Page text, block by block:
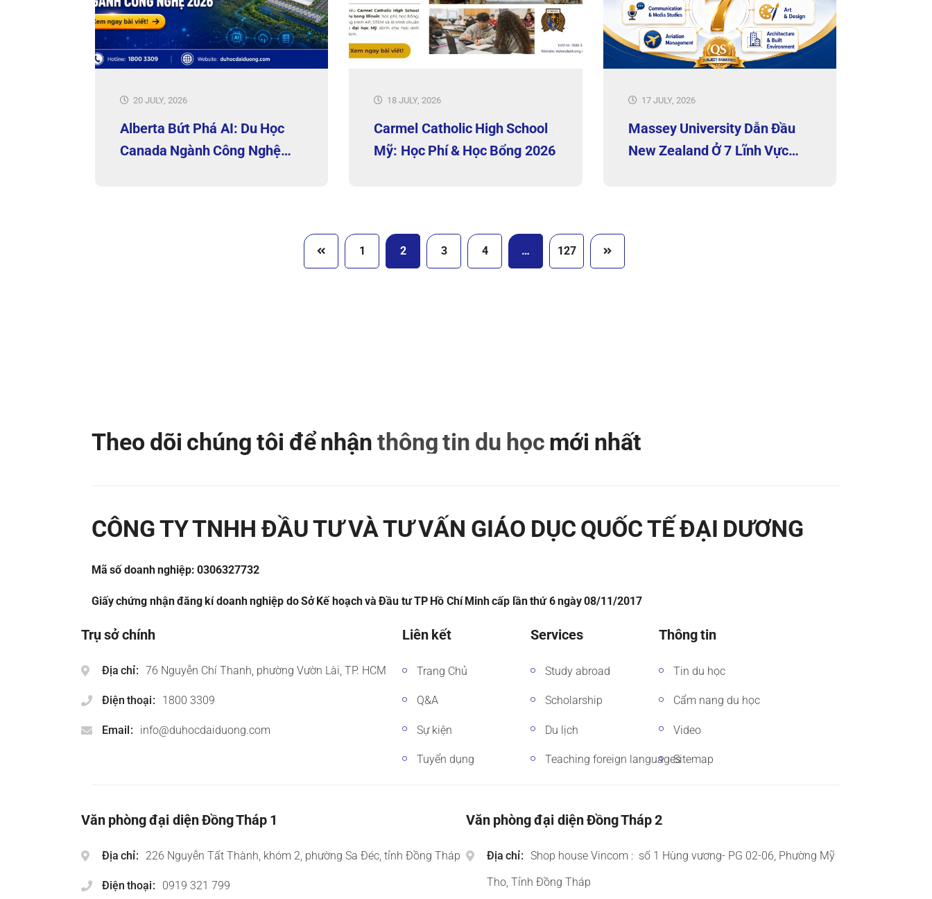
20 JULY, 2026
Alberta Bứt Phá AI: Du Học
Canada Ngành Công Nghệ
18 JULY, 2026
Carmel Catholic High School
Mỹ: Học Phí & Học Bổng 2026
17 JULY, 2026
Massey University Dẫn Đầu
New Zealand Ở 7 Lĩnh Vực
1 2 3 4 … 127
Theo dõi chúng tôi để nhận thông tin du học mới nhất
CÔNG TY TNHH ĐẦU TƯ VÀ TƯ VẤN GIÁO DỤC QUỐC TẾ ĐẠI DƯƠNG
Mã số doanh nghiệp: 0306327732
Giấy chứng nhận đăng kí doanh nghiệp do Sở Kế hoạch và Đầu tư TP Hồ Chí Minh cấp lần thứ 6 ngày 08/11/2017
Trụ sở chính
Địa chỉ 76 Nguyễn Chí Thanh, phường Vườn Lài, TP. HCM
Điện thoại 1800 3309
Email info@duhocdaiduong.com
Liên kết
Trang Chủ
Q&A
Sự kiện
Tuyển dụng
Services
Study abroad
Scholarship
Du lịch
Teaching foreign languages
Thông tin
Tin du học
Cẩm nang du học
Video
Sitemap
Văn phòng đại diện Đồng Tháp 1
Địa chỉ 226 Nguyễn Tất Thành, khóm 2, phường Sa Đéc, tỉnh Đồng Tháp
Điện thoại 0919 321 799
Văn phòng đại diện Đồng Tháp 2
Địa chỉ
Shop house Vincom : số 1 Hùng vương- PG 02-06, Phường Mỹ
Tho, Tỉnh Đồng Tháp